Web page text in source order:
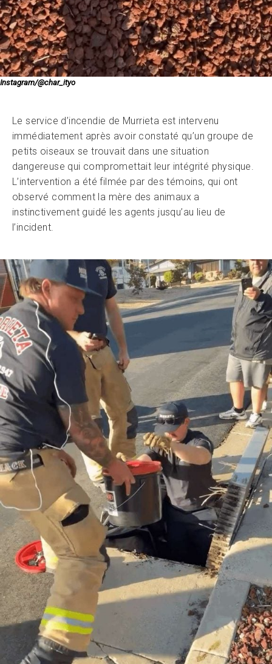
Instagram/@char_ityo
Le service d’incendie de Murrieta est intervenu
immédiatement après avoir constaté qu’un groupe de
petits oiseaux se trouvait dans une situation
dangereuse qui compromettait leur intégrité physique.
L’intervention a été filmée par des témoins, qui ont
observé comment la mère des animaux a
instinctivement guidé les agents jusqu’au lieu de
l’incident.